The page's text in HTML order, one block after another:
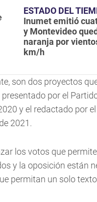
ESTADO DEL
Inumet emitió
y Montevideo
naranja por
km/h
son dos proyectos
presentado por el
y el redactado por
2021.
los votos que
y la oposición están
permitan un solo